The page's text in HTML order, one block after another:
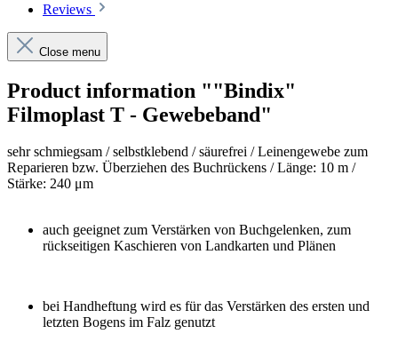
Reviews
Close menu
Product information ""Bindix"
Filmoplast T - Gewebeband"
sehr schmiegsam / selbstklebend / säurefrei / Leinengewebe zum
Reparieren bzw. Überziehen des Buchrückens / Länge: 10 m /
Stärke: 240 μm
auch geeignet zum Verstärken von Buchgelenken, zum
rückseitigen Kaschieren von Landkarten und Plänen
bei Handheftung wird es für das Verstärken des ersten und
letzten Bogens im Falz genutzt